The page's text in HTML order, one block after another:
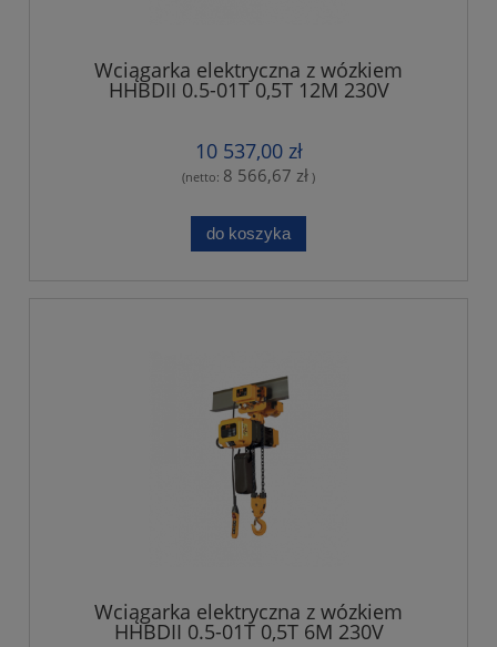
Wciągarka elektryczna z wózkiem
HHBDII 0.5-01T 0,5T 12M 230V
10 537,00 zł
(netto: 8 566,67 zł )
do koszyka
Wciągarka elektryczna z wózkiem
HHBDII 0.5-01T 0,5T 6M 230V